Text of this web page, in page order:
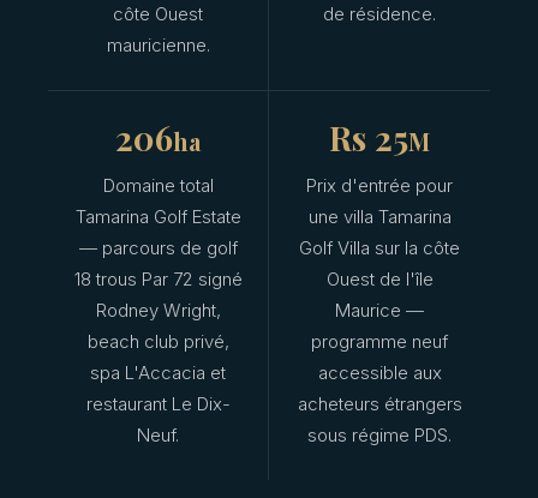
côte Ouest
mauricienne.
de résidence.
206ha
Domaine total
Tamarina Golf Estate
— parcours de golf
18 trous Par 72 signé
Rodney Wright,
beach club privé,
spa L'Accacia et
restaurant Le Dix-
Neuf.
Rs 25M
Prix d'entrée pour
une villa Tamarina
Golf Villa sur la côte
Ouest de l'île
Maurice —
programme neuf
accessible aux
acheteurs étrangers
sous régime PDS.